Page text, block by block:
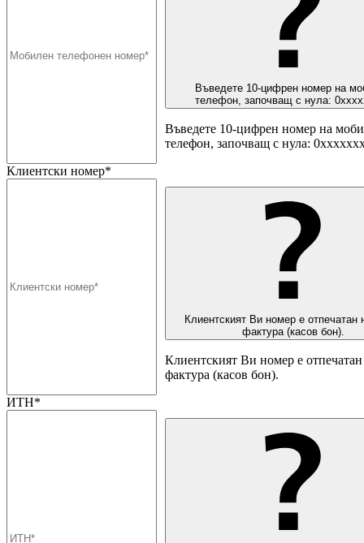
Въведете 10-цифрен номер на
телефон, започващ с нула:
Въведете 10-цифрен номер на
телефон, започващ с нула:
Клиентски номер*
Клиентският Ви номер е отпечатан
фактура (касов бон).
Клиентският Ви номер е отпечатан
фактура (касов бон).
ИТН*